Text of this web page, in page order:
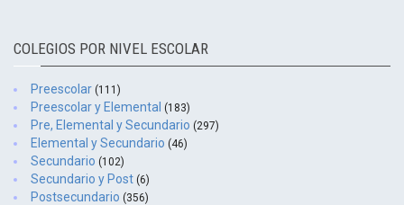
COLEGIOS POR NIVEL ESCOLAR
Preescolar (111)
Preescolar y Elemental (183)
Pre, Elemental y Secundario (297)
Elemental y Secundario (46)
Secundario (102)
Secundario y Post (6)
Postsecundario (356)